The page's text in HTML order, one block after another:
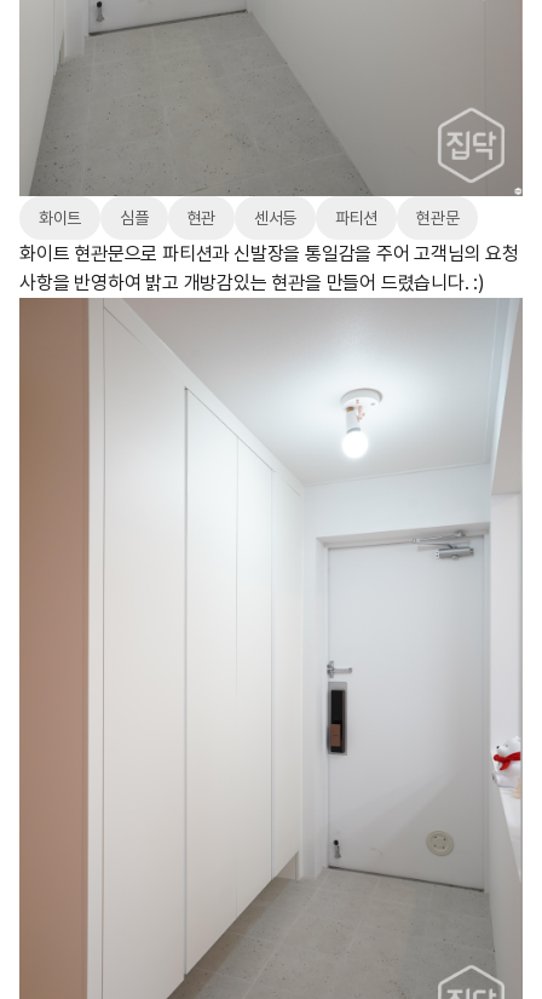
화이트 심플 현관 센서등 파티션 현관문
화이트 현관문으로 파티션과 신발장을 통일감을 주어 고객님의 요청
사항을 반영하여 밝고 개방감있는 현관을 만들어 드렸습니다. :)